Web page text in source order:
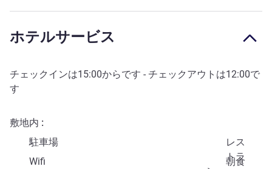
ホテルサービス
チェックインは15:00からです - チェックアウトは12:00で
す
敷地内
駐車場
レス
トラ
Wifi
朝食